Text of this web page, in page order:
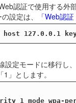
認証で使用する外
設定は、
「Web認
host 127.0.0.1
設定モードに移行し
」とします。
1 mode wpa-